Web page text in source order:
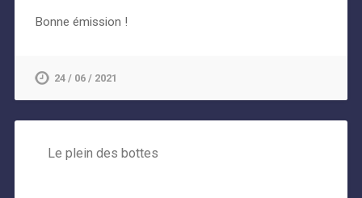
Bonne émission !
24 / 06 / 2021
Le plein des bottes